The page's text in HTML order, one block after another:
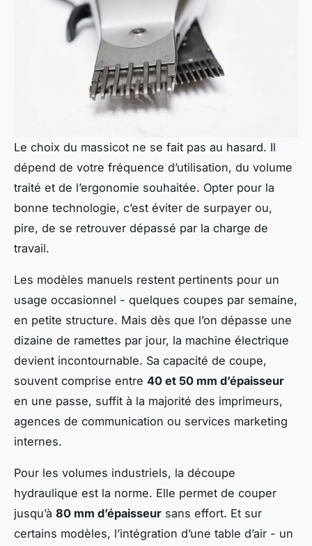
Le choix du massicot ne se fait pas au hasard. Il
dépend de votre fréquence d’utilisation, du volume
traité et de l’ergonomie souhaitée. Opter pour la
bonne technologie, c’est éviter de surpayer ou,
pire, de se retrouver dépassé par la charge de
travail.
Les modèles manuels restent pertinents pour un
usage occasionnel - quelques coupes par semaine,
en petite structure. Mais dès que l’on dépasse une
dizaine de ramettes par jour, la machine électrique
devient incontournable. Sa capacité de coupe,
souvent comprise entre 40 et 50 mm d’épaisseur
en une passe, suffit à la majorité des imprimeurs,
agences de communication ou services marketing
internes.
Pour les volumes industriels, la découpe
hydraulique est la norme. Elle permet de couper
jusqu’à 80 mm d’épaisseur sans effort. Et sur
certains modèles, l’intégration d’une table d’air - un